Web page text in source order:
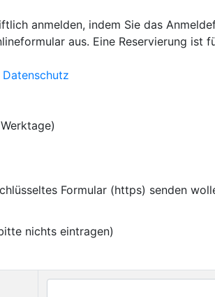
anmelden, indem Sie das
aus. Eine Reservierung ist
Formular (https) senden
nichts eintragen)